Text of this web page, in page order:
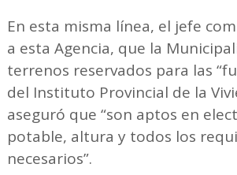
En esta misma línea, el jefe
a esta Agencia, que la
terrenos reservados para las
del Instituto Provincial de la
aseguró que “son aptos en
potable, altura y todos los
necesarios”.